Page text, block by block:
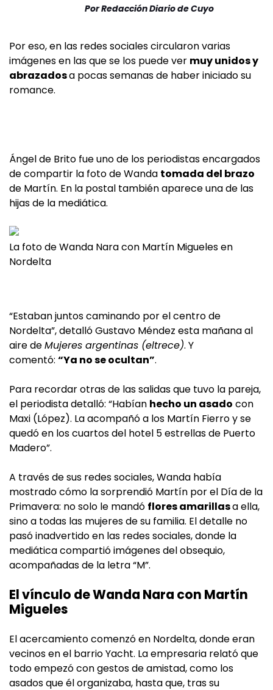
PorRedacción Diario de Cuyo
Por eso, en las redes sociales circularon varias
imágenes en las que se los puede ver muy unidos y
abrazadosa pocas semanas de haber iniciado su
romance.
Ángel de Brito fue uno de los periodistas encargados
de compartir la foto de Wanda tomada del brazo
de Martín. En la postal también aparece una de las
hijas de la mediática.
La foto de Wanda Nara con Martín Migueles en
Nordelta
“Estaban juntos caminando por el centro de
Nordelta”, detalló Gustavo Méndez esta mañana al
aire deMujeres argentinas (eltrece). Y
comentó: “Ya no se ocultan”.
Para recordar otras de las salidas que tuvo la pareja,
el periodista detalló: “Habían hecho un asado con
Maxi (López). La acompañó a los Martín Fierro y se
quedó en los cuartos del hotel 5 estrellas de Puerto
Madero”.
A través de sus redes sociales, Wanda había
mostrado cómo la sorprendió Martín por el Día de la
Primavera: no solo le mandó flores amarillasa ella,
sino a todas las mujeres de su familia. El detalle no
pasó inadvertido en las redes sociales, donde la
mediática compartió imágenes del obsequio,
acompañadas de la letra “M”.
El vínculo de Wanda Nara con Martín
Migueles
El acercamiento comenzó en Nordelta, donde eran
vecinos en el barrio Yacht. La empresaria relató que
todo empezó con gestos de amistad, como los
asados que él organizaba, hasta que, tras su